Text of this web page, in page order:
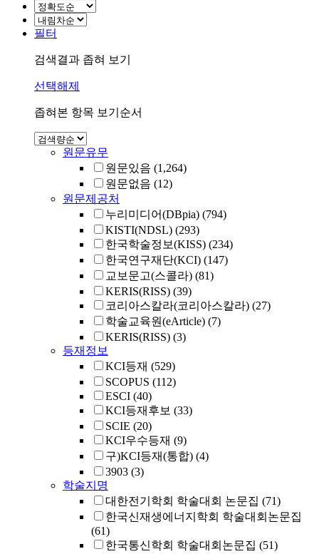
필터
검색결과 좁혀 보기
선택해제
좁혀본 항목 보기순서
원문유무
원문있음 (1,264)
원문없음 (12)
원문제공처
누리미디어(DBpia) (794)
KISTI(NDSL) (293)
한국학술정보(KISS) (234)
한국연구재단(KCI) (147)
교보문고(스콜라) (81)
KERIS(RISS) (39)
코리아스칼라(코리아스칼라) (27)
학술교육원(eArticle) (7)
KERIS(RISS) (3)
등재정보
KCI등재 (529)
SCOPUS (112)
ESCI (40)
KCI등재후보 (33)
SCIE (20)
KCI우수등재 (9)
구)KCI등재(통합) (4)
3903 (3)
학술지명
대한전기학회 학술대회 논문집 (71)
한국신재생에너지학회 학술대회논문집
(61)
한국통신학회 학술대회논문집 (51)